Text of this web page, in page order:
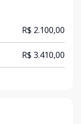
R$ 2.100,00
R$ 3.410,00